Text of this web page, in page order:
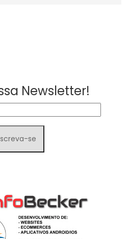
Newsletter!